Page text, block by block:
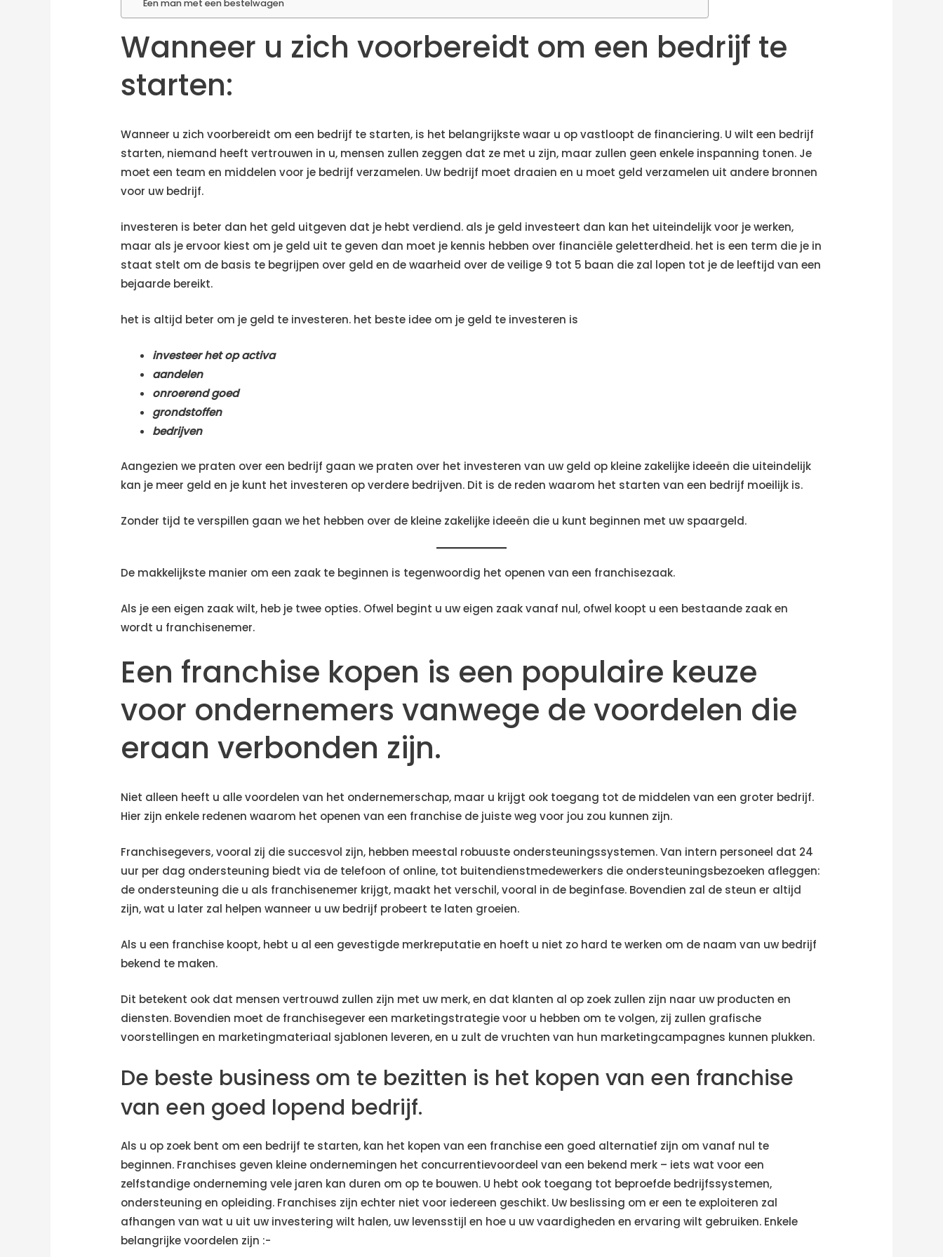
Een man met een bestelwagen
Wanneer u zich voorbereidt om een bedrijf te
starten:
Wanneer u zich voorbereidt om een bedrijf te starten, is het belangrijkste waar u op vastloopt de financiering. U wilt een bedrijf
starten, niemand heeft vertrouwen in u, mensen zullen zeggen dat ze met u zijn, maar zullen geen enkele inspanning tonen. Je
moet een team en middelen voor je bedrijf verzamelen. Uw bedrijf moet draaien en u moet geld verzamelen uit andere bronnen
voor uw bedrijf.
investeren is beter dan het geld uitgeven dat je hebt verdiend. als je geld investeert dan kan het uiteindelijk voor je werken,
maar als je ervoor kiest om je geld uit te geven dan moet je kennis hebben over financiële geletterdheid. het is een term die je in
staat stelt om de basis te begrijpen over geld en de waarheid over de veilige 9 tot 5 baan die zal lopen tot je de leeftijd van een
bejaarde bereikt.
het is altijd beter om je geld te investeren. het beste idee om je geld te investeren is
investeer het op activa
aandelen
onroerend goed
grondstoffen
bedrijven
Aangezien we praten over een bedrijf gaan we praten over het investeren van uw geld op kleine zakelijke ideeën die uiteindelijk
kan je meer geld en je kunt het investeren op verdere bedrijven. Dit is de reden waarom het starten van een bedrijf moeilijk is.
Zonder tijd te verspillen gaan we het hebben over de kleine zakelijke ideeën die u kunt beginnen met uw spaargeld.
De makkelijkste manier om een zaak te beginnen is tegenwoordig het openen van een franchisezaak.
Als je een eigen zaak wilt, heb je twee opties. Ofwel begint u uw eigen zaak vanaf nul, ofwel koopt u een bestaande zaak en
wordt u franchisenemer.
Een franchise kopen is een populaire keuze
voor ondernemers vanwege de voordelen die
eraan verbonden zijn.
Niet alleen heeft u alle voordelen van het ondernemerschap, maar u krijgt ook toegang tot de middelen van een groter bedrijf.
Hier zijn enkele redenen waarom het openen van een franchise de juiste weg voor jou zou kunnen zijn.
Franchisegevers, vooral zij die succesvol zijn, hebben meestal robuuste ondersteuningssystemen. Van intern personeel dat 24
uur per dag ondersteuning biedt via de telefoon of online, tot buitendienstmedewerkers die ondersteuningsbezoeken afleggen:
de ondersteuning die u als franchisenemer krijgt, maakt het verschil, vooral in de beginfase. Bovendien zal de steun er altijd
zijn, wat u later zal helpen wanneer u uw bedrijf probeert te laten groeien.
Als u een franchise koopt, hebt u al een gevestigde merkreputatie en hoeft u niet zo hard te werken om de naam van uw bedrijf
bekend te maken.
Dit betekent ook dat mensen vertrouwd zullen zijn met uw merk, en dat klanten al op zoek zullen zijn naar uw producten en
diensten. Bovendien moet de franchisegever een marketingstrategie voor u hebben om te volgen, zij zullen grafische
voorstellingen en marketingmateriaal sjablonen leveren, en u zult de vruchten van hun marketingcampagnes kunnen plukken.
De beste business om te bezitten is het kopen van een franchise
van een goed lopend bedrijf.
Als u op zoek bent om een bedrijf te starten, kan het kopen van een franchise een goed alternatief zijn om vanaf nul te
beginnen. Franchises geven kleine ondernemingen het concurrentievoordeel van een bekend merk – iets wat voor een
zelfstandige onderneming vele jaren kan duren om op te bouwen. U hebt ook toegang tot beproefde bedrijfssystemen,
ondersteuning en opleiding. Franchises zijn echter niet voor iedereen geschikt. Uw beslissing om er een te exploiteren zal
afhangen van wat u uit uw investering wilt halen, uw levensstijl en hoe u uw vaardigheden en ervaring wilt gebruiken. Enkele
belangrijke voordelen zijn :-